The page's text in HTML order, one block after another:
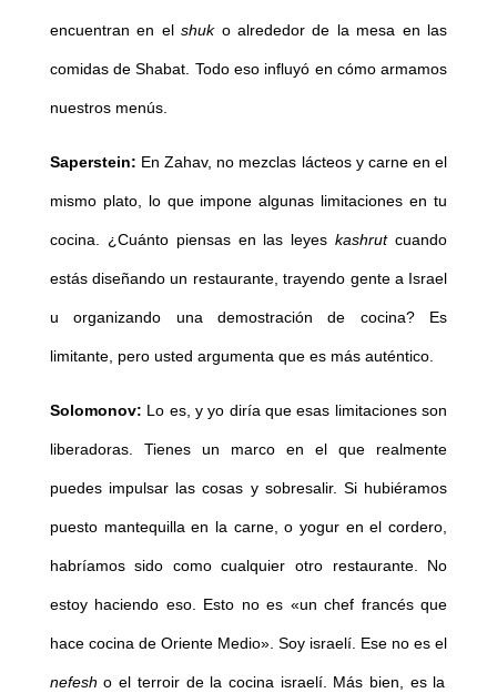
encuentran en elshuk o alrededor de la mesa en las
comidas de Shabat. Todo eso influyó en cómo armamos
nuestros menús.
Saperstein: En Zahav, no mezclas lácteos y carne en el
mismo plato, lo que impone algunas limitaciones en tu
cocina. ¿Cuánto piensas en las leyeskashrutcuando
estás diseñando un restaurante, trayendo gente a Israel
u organizando una demostración de cocina? Es
limitante, pero usted argumenta que es más auténtico.
Solomonov: Lo es, y yo diría que esas limitaciones son
liberadoras. Tienes un marco en el que realmente
puedes impulsar las cosas y sobresalir. Si hubiéramos
puesto mantequilla en la carne, o yogur en el cordero,
habríamos sido como cualquier otro restaurante. No
estoy haciendo eso. Esto no es «un chef francés que
hace cocina de Oriente Medio». Soy israelí. Ese no es el
nefesh o el terroir de la cocina israelí. Más bien, es la